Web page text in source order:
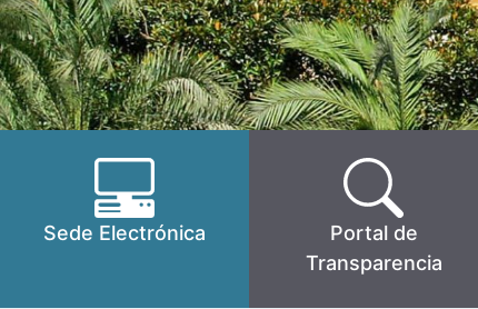
Sede Electrónica
Portal de
Transparencia